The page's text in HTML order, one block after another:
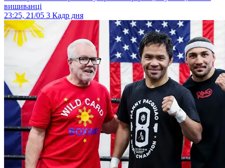
вишиванці
23:25, 21/05 3 Кадр дня